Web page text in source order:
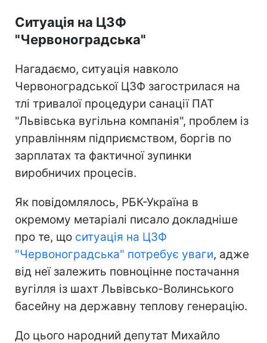
Ситуація на ЦЗФ
"Червоноградська"
Нагадаємо, ситуація навколо
Червоноградської ЦЗФ загострилася на
тлі тривалої процедури санації ПАТ
"Львівська вугільна компанія", проблем із
управлінням підприємством, боргів по
зарплатах та фактичної зупинки
виробничих процесів.
Як повідомлялось, РБК-Україна в
окремому метаріалі писало докладніше
про те, що ситуація на ЦЗФ
"Червоноградська" потребує уваги, адже
від неї залежить повноцінне постачання
вугілля із шахт Львівсько-Волинського
басейну на державну теплову генерацію.
До цього народний депутат Михайло